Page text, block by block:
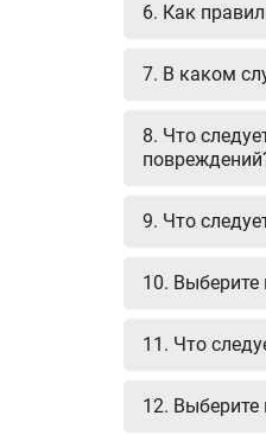
6. Как
7. В каком
8. Что
9. Что
10. Выберите
11. Что
12. Выберите